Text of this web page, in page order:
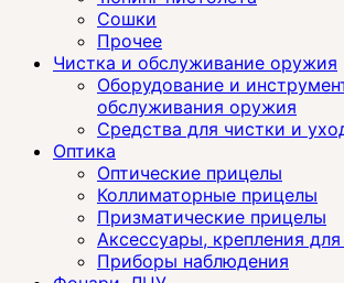
Сошки
Прочее
Чистка и обслуживание оружия
Оборудование и
обслуживания оружия
Средства для чистки и
Оптика
Оптические прицелы
Коллиматорные прицелы
Призматические прицелы
Аксессуары, крепления
Приборы наблюдения